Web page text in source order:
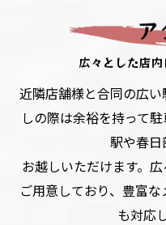
ア
広々とした店
近隣店舗様と合同の広
しの際は余裕を持って
駅や春日
お越しいただけます。
ご用意しており、豊富
も対応